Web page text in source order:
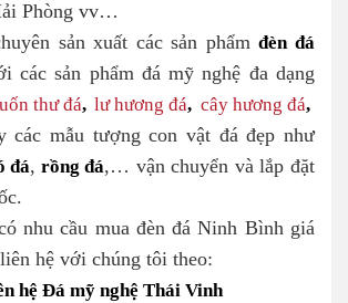
Phòng vv…
sản xuất các sản phẩmđèn đá
các sản phẩm đá mỹ nghệ đa dạng
thư đá,lư hương đá, cây hương đá,
các mẫu tượng con vật đá đẹp như
đá,rồng đá,… vận chuyển và lắp đặt
nhu cầu mua đèn đá Ninh Bình giá
hệ với chúng tôi theo:
hệ Đá mỹ nghệ Thái Vinh